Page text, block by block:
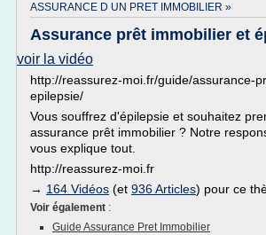
ASSURANCE D UN PRET IMMOBILIER »
Assurance prêt immobilier et
voir la vidéo
http://reassurez-moi.fr/guide/assurance-
epilepsie/
Vous souffrez d'épilepsie et souhaitez
assurance prêt immobilier ? Notre
vous explique tout.
http://reassurez-moi.fr
→ 164 Vidéos (et 936 Articles) pour ce
Voir également :
Guide Assurance Pret Immobilier